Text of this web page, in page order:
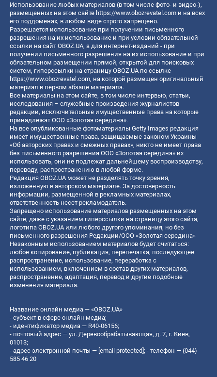
Использование любых материалов (в том числе фото- и видео-),
размещенных на этом сайте https://www.obozrevatel.com и на всех
его поддоменах, в любом виде строго запрещено.
Разрешается использование при получении письменного
разрешения на их использование и при условии обязательной
ссылки на сайт OBOZ.UA, а для интернет-изданий - при
получении письменного разрешения на их использование и при
обязательном размещении прямой, открытой для поисковых
систем, гиперссылки на страницу OBOZ.UA по ссылке
https://www.obozrevatel.com, на которой размещен оригинальный
материал в первом абзаце материала.
Все материалы на этом сайте, в том числе интервью, статьи,
исследования – служебные произведения журналистов
редакции, исключительные имущественные права на которые
принадлежат ООО «Золотая середина».
На все опубликованные фотоматериалы Getty Images редакция
имеет имущественные права, защищаемые законом Украины
«Об авторских правах и смежных правах», никто не имеет права
без письменного разрешения ООО «Золотая середина» их
использовать, они не подлежат дальнейшему воспроизводству,
переводу, распространению в любой форме.
Редакция OBOZ.UA может не разделять точку зрения,
изложенную в авторском материале. За достоверность
информации, размещенной в рекламных материалах,
ответственность несет рекламодатель.
Запрещено использование материалов размещенных на этом
сайте, даже с указанием гиперссылки на страницу этого сайта,
логотипа OBOZ.UA или любого другого упоминания, но без
письменного разрешения Редакции/ООО «Золотая середина»
Незаконным использованием материалов будет считаться:
любое копирование, публикация, перепечатка, последующее
распространение, использование, переработка с
использованием, включением в состав других материалов,
распространение, адаптация, перевод и другие подобные
изменения материала.
Название онлайн медиа — «OBOZ.UA»
- субъект в сфере онлайн медиа;
- идентификатор медиа — R40-06156;
- почтовый адрес — ул. Деревообрабатывающая, д. 7, г. Киев,
01013;
- адрес электронной почты — [email protected]; - телефон — (044)
585 46 20